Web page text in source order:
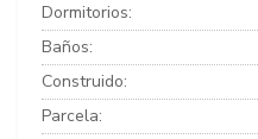
Dormitorios:
Baños:
Construido:
Parcela: